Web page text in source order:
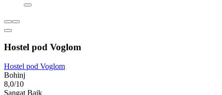
Hostel pod Voglom
Hostel pod Voglom
Bohinj
8,0/10
Sangat Baik